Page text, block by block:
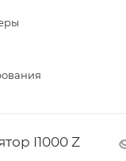
I1000 Z